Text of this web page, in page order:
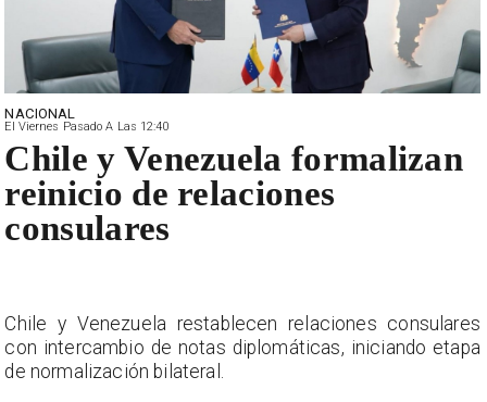
NACIONAL
El Viernes Pasado A Las 12:40
Chile y Venezuela formalizan
reinicio de relaciones
consulares
Chile y Venezuela restablecen relaciones consulares
con intercambio de notas diplomáticas, iniciando etapa
de normalización bilateral.